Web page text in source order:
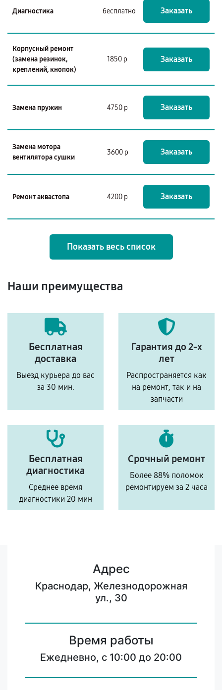
Диагностика бесплатно Заказать
Корпусный ремонт
(замена резинок,
креплений, кнопок)
1850 р Заказать
Замена пружин 4750 р Заказать
Замена мотора
вентилятора сушки
3600 р Заказать
Ремонт аквастопа 4200 р Заказать
Показать весь список
Наши преимущества
Бесплатная
доставка
Выезд курьера до вас
за 30 мин.
Гарантия до 2-х
лет
Распространяется как
на ремонт, так и на
запчасти
Бесплатная
диагностика
Среднее время
диагностики 20 мин
Срочный ремонт
Более 88% поломок
ремонтируем за 2 часа
Адрес
Краснодар, Железнодорожная
ул., 30
Время работы
Ежедневно, с 10:00 до 20:00